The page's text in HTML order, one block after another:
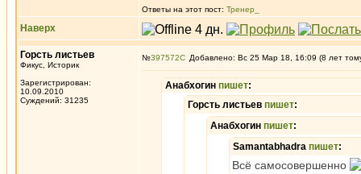
Ответы на этот пост: Тренер_
Наверх
Горсть листьев
Фикус, Историк
Зарегистрирован:
10.09.2010
Суждений: 31235
№397572 Добавлено: Вс 25 Мар 18, 16:09 (8 лет
Анабхогин пишет:
Горсть листьев пишет:
Анабхогин пишет:
Samantabhadra пишет:
Всё самосовершенно